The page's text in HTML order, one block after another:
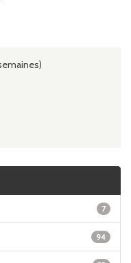
7
94